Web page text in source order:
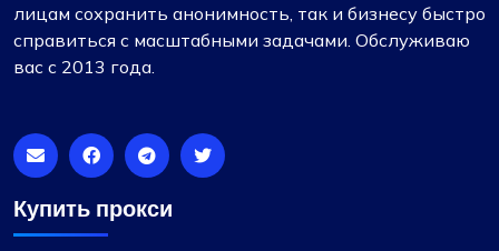
соотношение цены и качества. Служба
поддержки также заслуживает особого
упоминания – всегда отзывчивая и
тех, кто нуждается в превосходных прокси-
сервисах.
лицам сохранить анонимность, так и бизнесу быстро
справиться с масштабными задачами. Обслуживаю
вас с 2013 года.
Купить прокси